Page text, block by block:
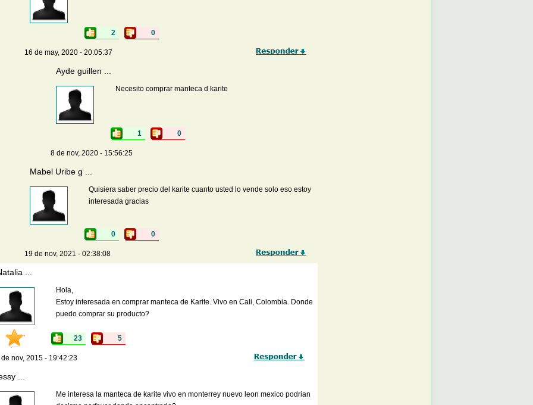
2 0
16 de may, 2020 - 20:05:37
Ayde guillen ...
Necesito comprar manteca d karite
1 0
8 de nov, 2020 - 15:56:25
Mabel Uribe g ...
Quisiera saber precio del karite cuanto usted lo vende solo eso estoy
interesada gracias
0 0
19 de nov, 2021 - 02:38:08
...
Hola,
Estoy interesada en comprar manteca de Karite. Vivo en Cali, Colombia. Donde
puedo comprar su producto?
23 5
nov, 2015 - 19:42:23
...
Me interesa la manteca de karite vivo en monterrey nuevo leon mexico podrian